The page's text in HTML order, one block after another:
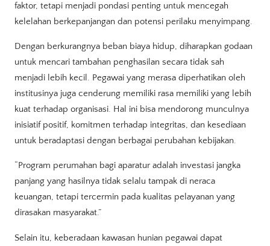
faktor, tetapi menjadi pondasi penting untuk mencegah
kelelahan berkepanjangan dan potensi perilaku menyimpang.
Dengan berkurangnya beban biaya hidup, diharapkan godaan
untuk mencari tambahan penghasilan secara tidak sah
menjadi lebih kecil. Pegawai yang merasa diperhatikan oleh
institusinya juga cenderung memiliki rasa memiliki yang lebih
kuat terhadap organisasi. Hal ini bisa mendorong munculnya
inisiatif positif, komitmen terhadap integritas, dan kesediaan
untuk beradaptasi dengan berbagai perubahan kebijakan.
“Program perumahan bagi aparatur adalah investasi jangka
panjang yang hasilnya tidak selalu tampak di neraca
keuangan, tetapi tercermin pada kualitas pelayanan yang
dirasakan masyarakat.”
Selain itu, keberadaan kawasan hunian pegawai dapat